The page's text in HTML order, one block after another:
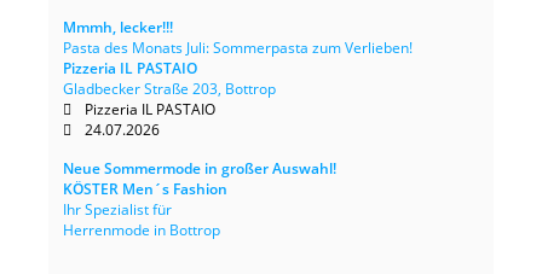
Mmmh, lecker!!!
Pasta des Monats Juli: Sommerpasta zum Verlieben!
Pizzeria IL PASTAIO
Gladbecker Straße 203, Bottrop
Pizzeria IL PASTAIO
24.07.2026
Neue Sommermode in großer Auswahl!
KÖSTER Men´s Fashion
Ihr Spezialist für
Herrenmode in Bottrop